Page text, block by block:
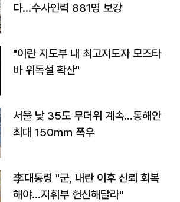
다…수사인력 881명 보강
"이란 지도부 내 최고지도자 모즈타
바 위독설 확산"
서울 낮 35도 무더위 계속…동해안
최대 150㎜ 폭우
李대통령 "군, 내란 이후 신뢰 회복
해야…지휘부 헌신해달라"